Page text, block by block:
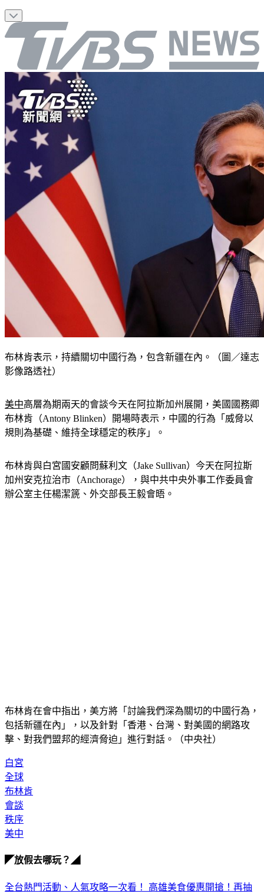
布林肯表示，持續關切中國行為，包含新疆在內。（圖／達志
影像路透社）
美中高層為期兩天的會談今天在阿拉斯加州展開，美國國務卿
布林肯（Antony Blinken）開場時表示，中國的行為「威脅以
規則為基礎、維持全球穩定的秩序」。
布林肯與白宮國安顧問蘇利文（Jake Sullivan）今天在阿拉斯
加州安克拉治市（Anchorage），與中共中央外事工作委員會
辦公室主任楊潔篪、外交部長王毅會晤。
布林肯在會中指出，美方將「討論我們深為關切的中國行為，
包括新疆在內」，以及針對「香港、台灣、對美國的網路攻
擊、對我們盟邦的經濟脅迫」進行對話。（中央社）
白宮
全球
布林肯
會談
秩序
美中
◤放假去哪玩？◢
全台熱門活動、人氣攻略一次看！ 高雄美食優惠開搶！再抽